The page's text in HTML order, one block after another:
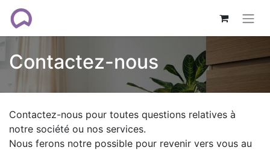
Contactez-nous
Contactez-nous pour toutes questions relatives à
notre société ou nos services.
Nous ferons notre possible pour revenir vers vous au